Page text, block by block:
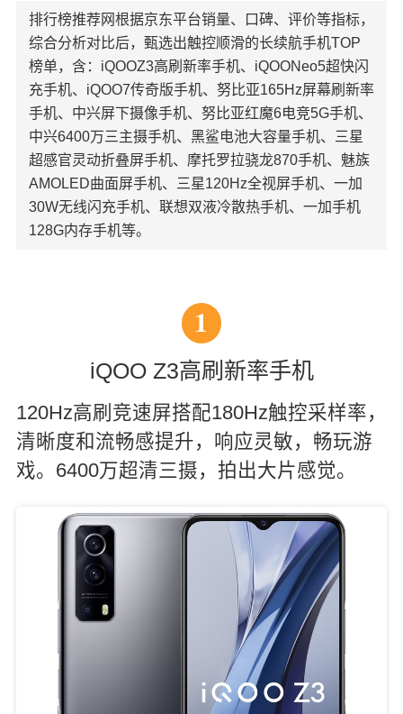
排行榜推荐网根据京东平台销量、口碑、评价等指标，
综合分析对比后，甄选出触控顺滑的长续航手机TOP
榜单，含：iQOOZ3高刷新率手机、iQOONeo5超快闪
充手机、iQOO7传奇版手机、努比亚165Hz屏幕刷新率
手机、中兴屏下摄像手机、努比亚红魔6电竞5G手机、
中兴6400万三主摄手机、黑鲨电池大容量手机、三星
超感官灵动折叠屏手机、摩托罗拉骁龙870手机、魅族
AMOLED曲面屏手机、三星120Hz全视屏手机、一加
30W无线闪充手机、联想双液冷散热手机、一加手机
128G内存手机等。
1
iQOO Z3高刷新率手机
120Hz高刷竞速屏搭配180Hz触控采样率，
清晰度和流畅感提升，响应灵敏，畅玩游
戏。6400万超清三摄，拍出大片感觉。